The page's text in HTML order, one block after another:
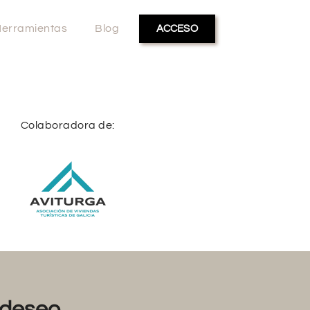
Blog ACCESO
Colaboradora de: